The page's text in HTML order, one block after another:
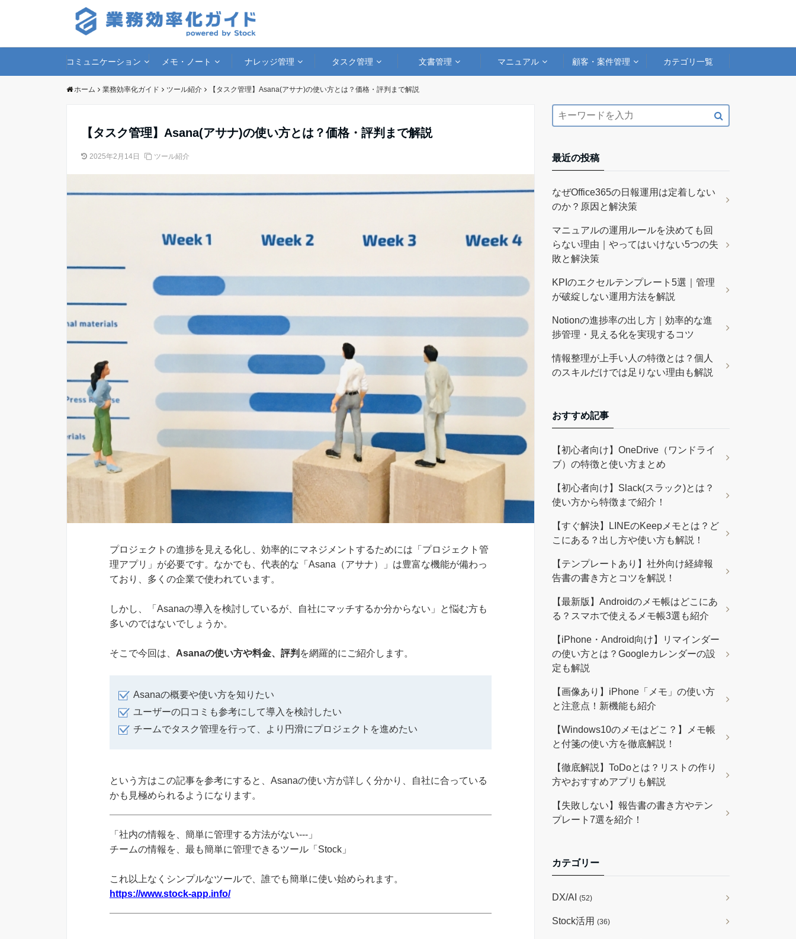
コミュニケーション メモ・ノート ナレッジ管理 タスク管理 文書管理 マニュアル 顧客・案件管理 カテゴリ一覧
ホーム 業務効率化ガイド ツール紹介 【タスク管理】Asana(アサナ)の使い方とは？価格・評判まで解説
【タスク管理】Asana(アサナ)の使い方とは？価格・評判まで解説
2025年2月14日 ツール紹介
プロジェクトの進捗を見える化し、効率的にマネジメントするためには「プロジェクト管
理アプリ」が必要です。なかでも、代表的な「Asana（アサナ）」は豊富な機能が備わっ
ており、多くの企業で使われています。
しかし、「Asanaの導入を検討しているが、自社にマッチするか分からない」と悩む方も
多いのではないでしょうか。
そこで今回は、 Asanaの使い方や料金、評判 を網羅的にご紹介します。
Asanaの概要や使い方を知りたい
ユーザーの口コミも参考にして導入を検討したい
チームでタスク管理を行って、より円滑にプロジェクトを進めたい
という方はこの記事を参考にすると、Asanaの使い方が詳しく分かり、自社に合っている
かも見極められるようになります。
「社内の情報を、簡単に管理する方法がない---」
チームの情報を、最も簡単に管理できるツール「Stock」
これ以上なくシンプルなツールで、誰でも簡単に使い始められます。
https://www.stock-app.info/
最近の投稿
なぜOffice365の日報運用は定着しない
のか？原因と解決策
マニュアルの運用ルールを決めても回
らない理由｜やってはいけない5つの失
敗と解決策
KPIのエクセルテンプレート5選｜管理
が破綻しない運用方法を解説
Notionの進捗率の出し方｜効率的な進
捗管理・見える化を実現するコツ
情報整理が上手い人の特徴とは？個人
のスキルだけでは足りない理由も解説
おすすめ記事
【初心者向け】OneDrive（ワンドライ
ブ）の特徴と使い方まとめ
【初心者向け】Slack(スラック)とは？
使い方から特徴まで紹介！
【すぐ解決】LINEのKeepメモとは？ど
こにある？出し方や使い方も解説！
【テンプレートあり】社外向け経緯報
告書の書き方とコツを解説！
【最新版】Androidのメモ帳はどこにあ
る？スマホで使えるメモ帳3選も紹介
【iPhone・Android向け】リマインダー
の使い方とは？Googleカレンダーの設
定も解説
【画像あり】iPhone「メモ」の使い方
と注意点！新機能も紹介
【Windows10のメモはどこ？】メモ帳
と付箋の使い方を徹底解説！
【徹底解説】ToDoとは？リストの作り
方やおすすめアプリも解説
【失敗しない】報告書の書き方やテン
プレート7選を紹介！
カテゴリー
DX/AI (52)
Stock活用 (36)